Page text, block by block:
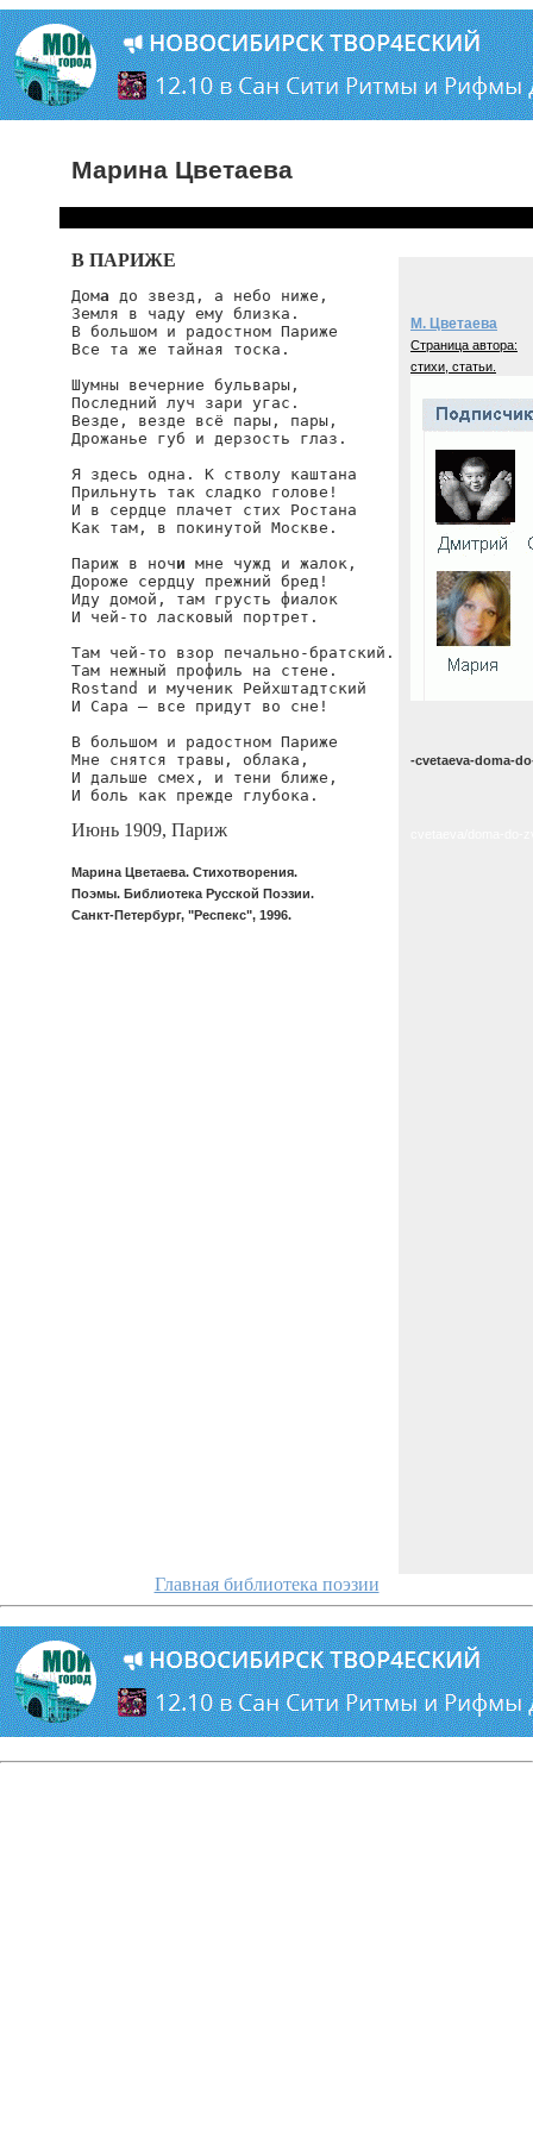
Марина Цветаева
В ПАРИЖЕ
Дома до звезд, а небо ниже,
Земля в чаду ему близка.
В большом и радостном Париже
Все та же тайная тоска.
Шумны вечерние бульвары,
Последний луч зари угас.
Везде, везде всё пары, пары,
Дрожанье губ и дерзость глаз.
Я здесь одна. К стволу каштана
Прильнуть так сладко голове!
И в сердце плачет стих Ростана
Как там, в покинутой Москве.
Париж в ночи мне чужд и жалок,
Дороже сердцу прежний бред!
Иду домой, там грусть фиалок
И чей-то ласковый портрет.
Там чей-то взор печально-братский.
Там нежный профиль на стене.
Rostand и мученик Рейхштадтский
И Сара — все придут во сне!
В большом и радостном Париже
Мне снятся травы, облака,
И дальше смех, и тени ближе,
И боль как прежде глубока.
Июнь 1909, Париж
Марина Цветаева. Стихотворения.
Поэмы. Библиотека Русской Поэзии.
Санкт-Петербург, "Респекс", 1996.
М. Цветаева
Страница автора:
стихи, статьи.
-cvetaeva-doma-
Главная библиотека поэзии